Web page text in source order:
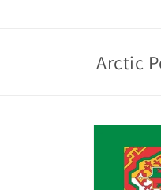
Arctic
Skip to